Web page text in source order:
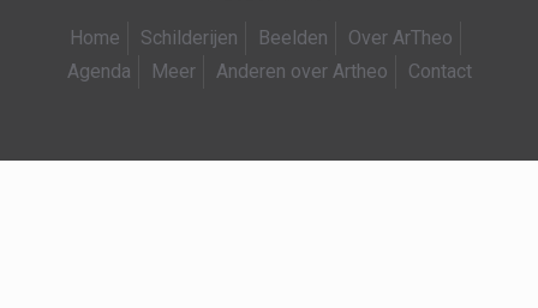
Home
Schilderijen Beelden
Over ArTheo
Agenda
Meer Anderen over Artheo Contact